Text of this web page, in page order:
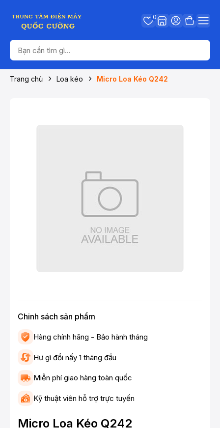
0
Trang chủ Loa kéo Micro Loa Kéo Q242
Chinh sách sản phẩm
Hàng chính hãng - Bảo hành tháng
Hư gì đổi nấy 1 tháng đầu
Miễn phí giao hàng toàn quốc
Kỹ thuật viên hỗ trợ trực tuyến
Micro Loa Kéo Q242